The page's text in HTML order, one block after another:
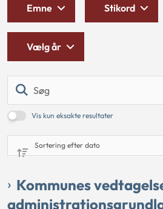
Vis kun eksakte resultater
Emne Stikord
Vælg år
Kommunes